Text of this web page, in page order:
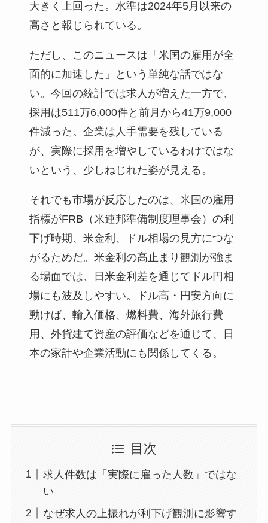
大きく上回った。水準は2024年5月以来の
高さと報じられている。
ただし、このニュースは「米国の雇用が全
面的に加速した」という単純な話ではな
い。今回の統計では求人が増えた一方で、
採用は511万6,000件と前月から41万9,000
件減った。企業は人手需要を残している
が、実際に採用を増やしているわけではな
いという、少しねじれた姿が見える。
それでも市場が反応したのは、米国の雇用
指標がFRB（米連邦準備制度理事会）の利
下げ時期、米金利、ドル相場の見方につな
がるためだ。米金利の高止まり観測が強ま
る場面では、日米金利差を通じてドル円相
場にも波及しやすい。ドル高・円安方向に
動けば、輸入価格、燃料費、海外旅行費
用、外貨建て資産の評価などを通じて、日
本の家計や企業活動にも関係してくる。
目次
求人件数は「実際に雇った人数」ではな
い
なぜ求人の上振れが利下げ観測に影響す